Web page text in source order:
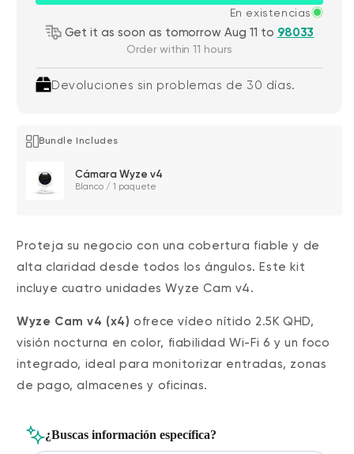
En existencias
Get it as soon as tomorrow Aug 11 to 98033
Order within 11 hours
Devoluciones sin problemas de 30 días.
Bundle Includes
Cámara Wyze v4
Blanco / 1 paquete
Proteja su negocio con una cobertura fiable y de
alta claridad desde todos los ángulos. Este kit
incluye cuatro unidades Wyze Cam v4.
Wyze Cam v4 (x4) ofrece vídeo nítido 2.5K QHD,
visión nocturna en color, fiabilidad Wi-Fi 6 y un foco
integrado, ideal para monitorizar entradas, zonas
de pago, almacenes y oficinas.